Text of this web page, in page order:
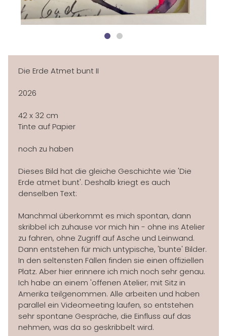
ÜBER MICH
KONTAKT
Die Erde Atmet bunt II
2026
42 x 32 cm
Tinte auf Papier
noch zu haben
Dieses Bild hat die gleiche Geschichte wie 'Die
Erde atmet bunt'. Deshalb kriegt es auch
denselben Text:
Manchmal überkommt es mich spontan, dann
skribbel ich zuhause vor mich hin - ohne ins Atelier
zu fahren, ohne Zugriff auf Asche und Leinwand.
Dann entstehen für mich untypische, 'bunte' Bilder.
In den seltensten Fällen finden sie einen offiziellen
Platz. Aber hier erinnere ich mich noch sehr genau.
Ich habe an einem 'offenen Atelier; mit Sitz in
Amerika teilgenommen. Alle arbeiten und haben
parallel ein Videomeeting laufen, so entstehen
sehr spontane Gespräche, die Einfluss auf das
nehmen, was da so geskribbelt wird.